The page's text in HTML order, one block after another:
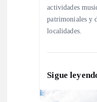
actividades
patrimoniales y
localidades.
Sigue